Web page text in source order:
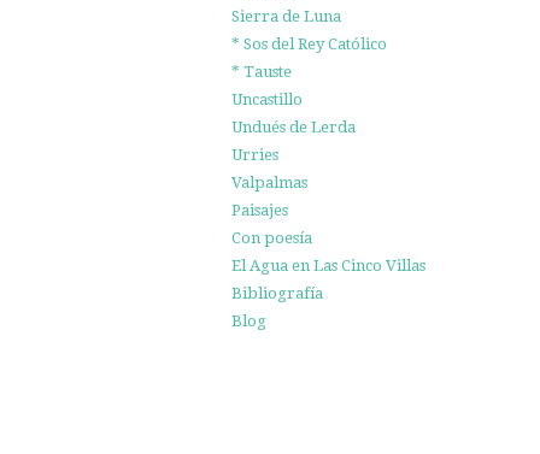
Sierra de Luna
* Sos del Rey Católico
* Tauste
Uncastillo
Undués de Lerda
Urries
Valpalmas
Paisajes
Con poesía
El Agua en Las Cinco Villas
Bibliografía
Blog